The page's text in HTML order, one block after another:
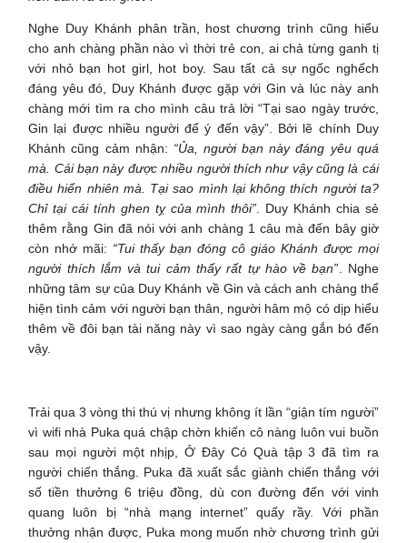
Nghe Duy Khánh phân trần, host chương trình cũng hiểu
cho anh chàng phần nào vì thời trẻ con, ai chả từng ganh tị
với nhỏ bạn hot girl, hot boy. Sau tất cả sự ngốc nghếch
đáng yêu đó, Duy Khánh được gặp với Gin và lúc này anh
chàng mới tìm ra cho mình câu trả lời “Tại sao ngày trước,
Gin lại được nhiều người để ý đến vậy”. Bởi lẽ chính Duy
Khánh cũng cảm nhận: “Ủa, người bạn này đáng yêu quá
mà. Cái bạn này được nhiều người thích như vậy cũng là cái
điều hiển nhiên mà. Tại sao mình lại không thích người ta?
Chỉ tại cái tính ghen tỵ của mình thôi” . Duy Khánh chia sẻ
thêm rằng Gin đã nói với anh chàng 1 câu mà đến bây giờ
còn nhớ mãi: “Tui thấy bạn đóng cô giáo Khánh được mọi
người thích lắm và tui cảm thấy rất tự hào về bạn” . Nghe
những tâm sự của Duy Khánh về Gin và cách anh chàng thể
hiện tình cảm với người bạn thân, người hâm mộ có dịp hiểu
thêm về đôi bạn tài năng này vì sao ngày càng gắn bó đến
vậy.
Trải qua 3 vòng thi thú vị nhưng không ít lần “giận tím người”
vì wifi nhà Puka quá chập chờn khiến cô nàng luôn vui buồn
sau mọi người một nhịp, Ở Đây Có Quà tập 3 đã tìm ra
người chiến thắng. Puka đã xuất sắc giành chiến thắng với
số tiền thưởng 6 triệu đồng, dù con đường đến với vinh
quang luôn bị “nhà mạng internet” quấy rầy. Với phần
thưởng nhận được, Puka mong muốn nhờ chương trình gửi